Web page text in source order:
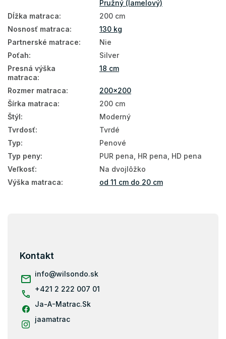
Matrace na zem
Matrace na polohovateľný rošt
Matrace podľa tvrdosti
Zdravotné matrace
Veľké matrace
Manželské matrace
Penové matrace 200x200
Kokosové matrace 200x200
Matrace zo studenej peny
Pružný (lamelový)
Dĺžka matraca:
200 cm
Nosnosť matraca:
130 kg
Partnerské matrace:
Nie
Poťah:
Silver
Presná výška
matraca:
18 cm
Rozmer matraca:
200x200
Šírka matraca:
200 cm
Štýl:
Moderný
Tvrdosť:
Tvrdé
Typ:
Penové
Typ peny:
PUR pena, HR pena, HD pena
Veľkosť:
Na dvojlôžko
Výška matraca: od 11 cm do 20 cm
Kontakt
info@wilsondo.sk
+421 2 222 007 01
Ja-A-Matrac.Sk
jaamatrac